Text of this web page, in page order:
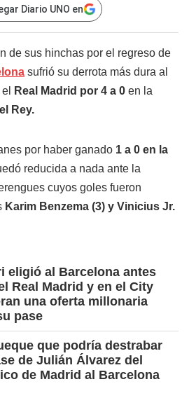
Diario UNO en
de sus hinchas por el regreso de
sufrió su derrota más dura al
Real Madrid por 4 a 0 en la
Rey.
por haber ganado 1 a 0 en la
reducida a nada ante la
cuyos goles fueron
Karim Benzema (3) y Vinicius Jr.
eligió al Barcelona antes
Real Madrid y en el City
una oferta millonaria
pase
que podría destrabar
de Julián Álvarez del
de Madrid al Barcelona